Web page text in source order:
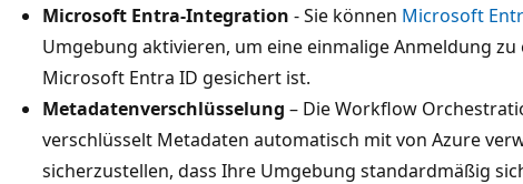
Microsoft Entra-Integration - Sie können Microsoft
Umgebung aktivieren, um eine einmalige Anmeldung
Microsoft Entra ID gesichert ist.
Metadatenverschlüsselung – Die Workflow
verschlüsselt Metadaten automatisch mit von Azure
sicherzustellen, dass Ihre Umgebung standardmäßig